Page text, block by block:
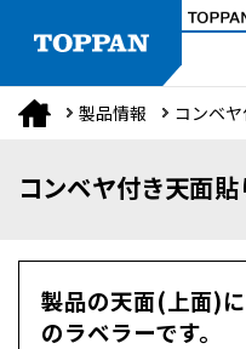
製品情報 コンベ
コンベヤ付き天面
製品の天面(上面)
のラベラーです。